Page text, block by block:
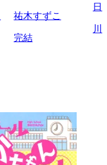
祐木すずこ
完結
日
川